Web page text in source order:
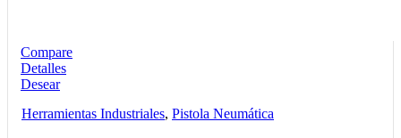
Compare
Detalles
Desear
Herramientas Industriales, Pistola Neumática